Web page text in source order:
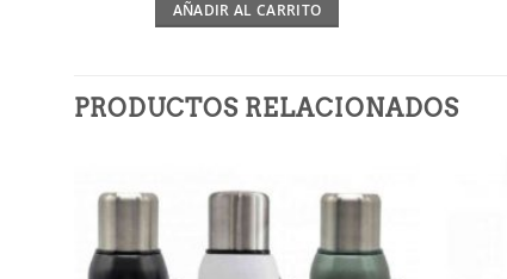
AÑADIR AL CARRITO
PRODUCTOS RELACIONADOS
lista de
deseos